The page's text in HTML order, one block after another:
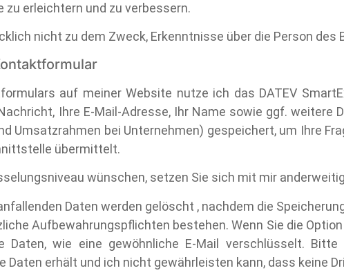
erleichtern und zu verbessern.
nicht zu dem Zweck, Erkenntnisse über die Person des
auf meiner Website nutze ich das DATEV
Ihre E-Mail-Adresse, Ihr Name sowie ggf. weitere
Umsatzrahmen bei Unternehmen) gespeichert, um Ihre
übermittelt.
wünschen, setzen Sie sich mit mir
Daten werden gelöscht , nachdem die
Aufbewahrungspflichten bestehen. Wenn Sie die
Daten, wie eine gewöhnliche E-Mail verschlüsselt.
Daten erhält und ich nicht gewährleisten kann, dass keine